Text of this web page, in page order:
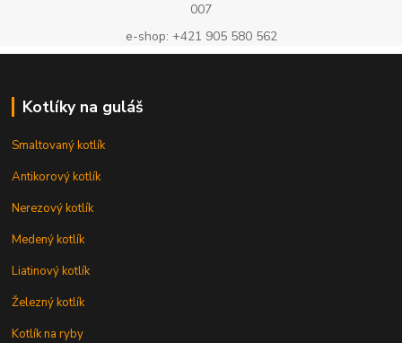
007
e-shop: +421 905 580 562
Kotlíky na guláš
Smaltovaný kotlík
Antikorový kotlík
Nerezový kotlík
Medený kotlík
Liatinový kotlík
Železný kotlík
Kotlík na ryby